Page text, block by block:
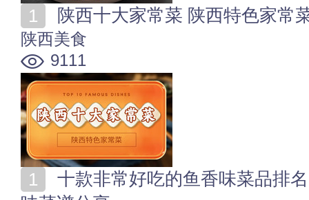
陕西十大家常菜 陕西特色家常
陕西美食
9111